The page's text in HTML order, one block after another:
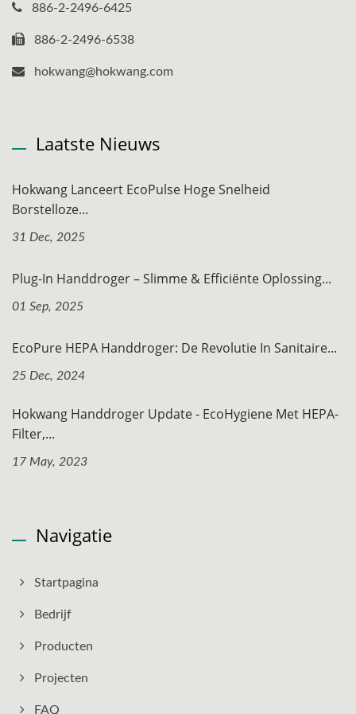
886-2-2496-6425
886-2-2496-6538
hokwang@hokwang.com
Laatste Nieuws
Hokwang Lanceert EcoPulse Hoge Snelheid
Borstelloze...
31 Dec, 2025
Plug-In Handdroger – Slimme & Efficiënte Oplossing...
01 Sep, 2025
EcoPure HEPA Handdroger: De Revolutie In Sanitaire...
25 Dec, 2024
Hokwang Handdroger Update - EcoHygiene Met HEPA-
Filter,...
17 May, 2023
Navigatie
Startpagina
Bedrijf
Producten
Projecten
FAQ